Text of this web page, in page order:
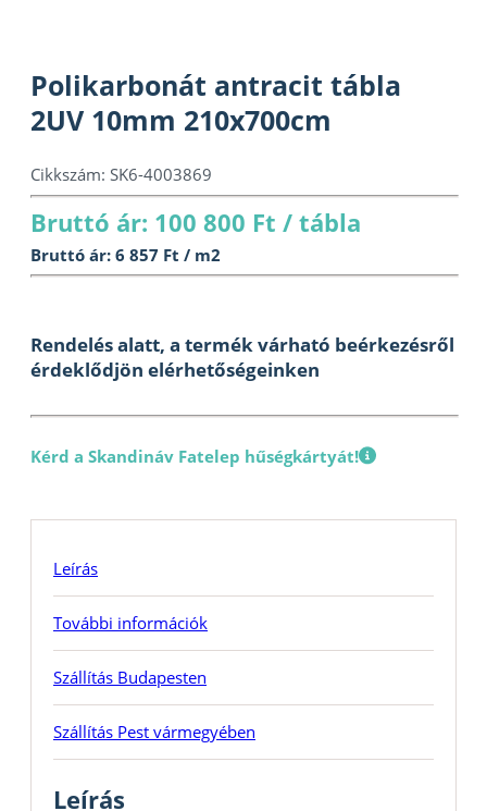
Polikarbonát antracit tábla
2UV 10mm 210x700cm
Cikkszám: SK6-4003869
Bruttó ár: 100 800 Ft / tábla
Bruttó ár: 6 857 Ft / m2
Rendelés alatt, a termék várható beérkezésről
érdeklődjön elérhetőségeinken
Kérd a Skandináv Fatelep hűségkártyát!
Leírás
További információk
Szállítás Budapesten
Szállítás Pest vármegyében
Leírás